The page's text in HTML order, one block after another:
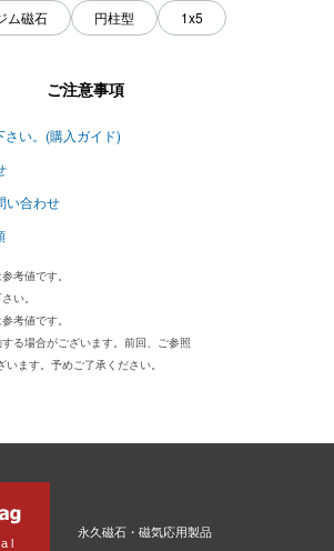
ム磁石 円柱型 1x5
ご注意事項
さい。(購入ガイド)
い合わせ
考値です。
い。
考値です。
る場合がございます。前回、ご参照
ます。予めご了承ください。
永久磁石・磁気応用製品